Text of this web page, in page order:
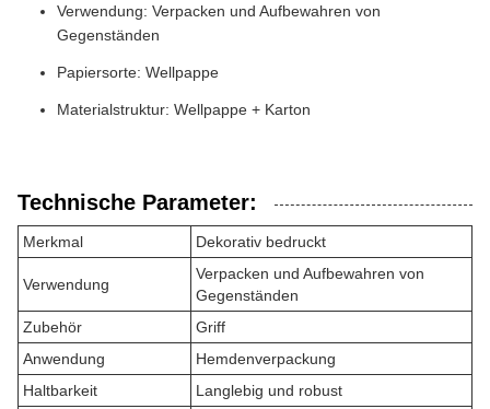
Verwendung: Verpacken und Aufbewahren von
Gegenständen
Papiersorte: Wellpappe
Materialstruktur: Wellpappe + Karton
Technische Parameter:
Merkmal Dekorativ bedruckt
Verwendung
Verpacken und Aufbewahren von
Gegenständen
Zubehör
Griff
Anwendung
Hemdenverpackung
Haltbarkeit
Langlebig und robust